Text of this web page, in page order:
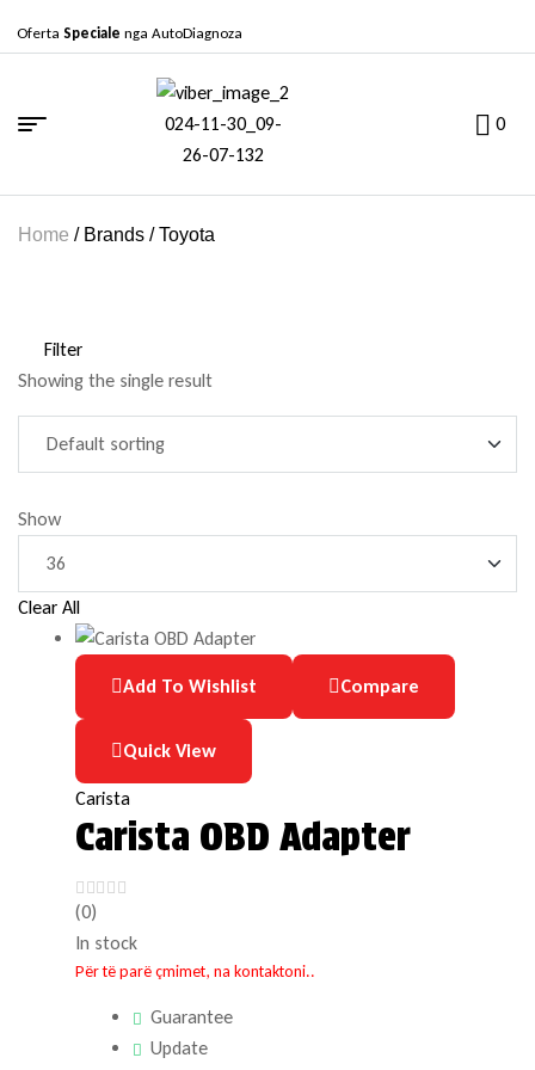
Oferta Speciale nga AutoDiagnoza
0
Home / Brands / Toyota
Filter
Showing the single result
Show
Clear All
Add To Wishlist Compare
Quick View
Carista
Carista OBD Adapter
(0)
In stock
Për të parë çmimet, na kontaktoni..
Guarantee
Update